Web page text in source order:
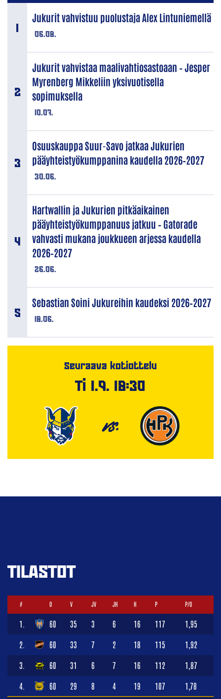
06.08.
Jukurit vahvistuu puolustaja Alex Lintuniemellä
10.07.
Jukurit vahvistaa maalivahtiosastoaan – Jesper
Myrenberg Mikkeliin yksivuotisella
sopimuksella
30.06.
Osuuskauppa Suur-Savo jatkaa Jukurien
pääyhteistyökumppanina kaudella 2026–2027
26.06.
Hartwallin ja Jukurien pitkäaikainen
pääyhteistyökumppanuus jatkuu – Gatorade
vahvasti mukana joukkueen arjessa kaudella
2026–2027
18.06.
Sebastian Soini Jukureihin kaudeksi 2026–2027
Seuraava kotiottelu
Ti 1.9. 18:30
VS.
TILASTOT
# O V JV JH H P P/O
1. 60 35 3 6 16 117 1,95
2. 60 33 7 2 18 115 1,92
3. 60 31 6 7 16 112 1,87
4. 60 29 8 4 19 107 1,78